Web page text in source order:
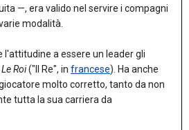
—, era valido nel servire i compagni
modalità.
l'attitudine a essere un leader gli
Le Roi("Il Re", in francese). Ha anche
molto corretto, tanto da non
tutta la sua carriera da